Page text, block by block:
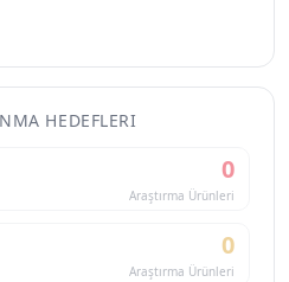
HEDEFLERI
0
Araştırma Ürünleri
0
Araştırma Ürünleri